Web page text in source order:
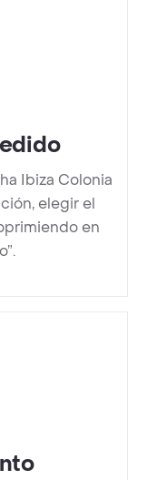
Ibiza Colonia
elegir el
en